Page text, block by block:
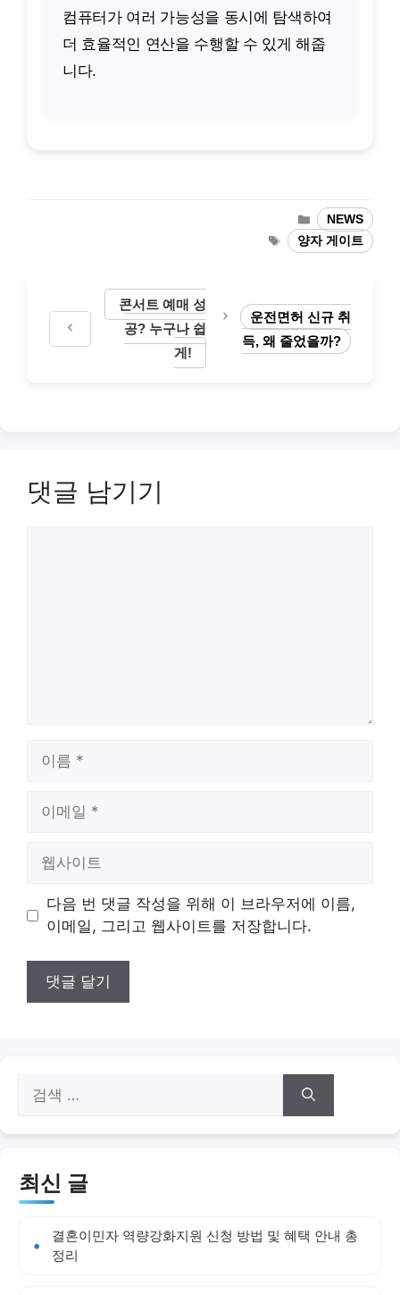
컴퓨터가 여러 가능성을 동시에 탐색하여
더 효율적인 연산을 수행할 수 있게 해줍
니다.
카
테
고
NEWS
태
그
양자 게이트
콘서트 예매 성
공? 누구나 쉽
게!
운전면허 신규 취
득, 왜 줄었을까?
댓글 남기기
트
다음 번 댓글 작성을 위해 이 브라우저에 이름,
이메일, 그리고 웹사이트를 저장합니다.
색:
최신 글
결혼이민자 역량강화지원 신청 방법 및 혜택 안내 총
정리